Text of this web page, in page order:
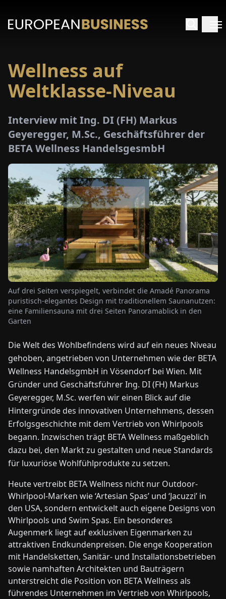
PAPER
NEWS
ÜBER
UNS
ENDE
KONTAKT
ZU
Wellness auf
Weltklasse-Niveau
Interview mit Ing. DI (FH) Markus
Geyeregger, M.Sc., Geschäftsführer der
BETA Wellness HandelsgesmbH
Auf drei Seiten verspiegelt, verbindet die Amadé Panorama
puristisch-elegantes Design mit traditionellem Saunanutzen:
eine Familiensauna mit drei Seiten Panoramablick in den
Garten
Die Welt des Wohlbefindens wird auf ein neues Niveau
gehoben, angetrieben von Unternehmen wie der BETA
Wellness HandelsgmbH in Vösendorf bei Wien. Mit
Gründer und Geschäftsführer Ing. DI (FH) Markus
Geyeregger, M.Sc. werfen wir einen Blick auf die
Hintergründe des innovativen Unternehmens, dessen
Erfolgsgeschichte mit dem Vertrieb von Whirlpools
begann. Inzwischen trägt BETA Wellness maßgeblich
dazu bei, den Markt zu gestalten und neue Standards
für luxuriöse Wohlfühlprodukte zu setzen.
Heute vertreibt BETA Wellness nicht nur Outdoor-
Whirlpool-Marken wie ‘Artesian Spas’ und ‘Jacuzzi’ in
den USA, sondern entwickelt auch eigene Designs von
Whirlpools und Swim Spas. Ein besonderes
Augenmerk liegt auf exklusiven Eigenmarken zu
attraktiven Endkundenpreisen. Die enge Kooperation
mit Handelsketten, Sanitär- und Installationsbetrieben
sowie namhaften Architekten und Bauträgern
unterstreicht die Position von BETA Wellness als
führendes Unternehmen im Vertrieb von Whirlpools,